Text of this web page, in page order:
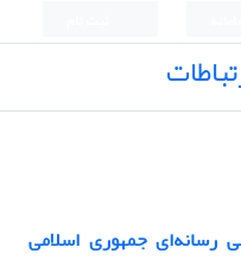
رسانه‌ای جمهوری اسلامی